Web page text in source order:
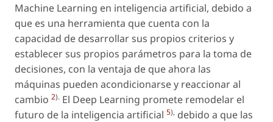
Machine Learning en inteligencia artificial, debido a
que es una herramienta que cuenta con la
capacidad de desarrollar sus propios criterios y
establecer sus propios parámetros para la toma de
decisiones, con la ventaja de que ahora las
máquinas pueden acondicionarse y reaccionar al
cambio 2). El Deep Learning promete remodelar el
futuro de la inteligencia artificial 5), debido a que las